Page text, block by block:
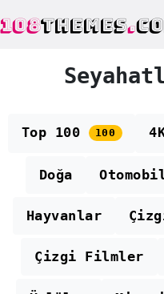
108THEMES.
Top 100 100
Doğa
Hayvanlar
Çizgi Filmler